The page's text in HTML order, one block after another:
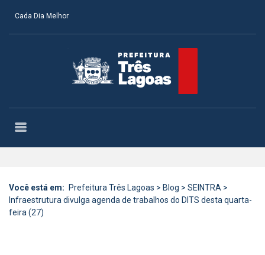
Cada Dia Melhor
Você está em: Prefeitura Três Lagoas > Blog > SEINTRA >
Infraestrutura divulga agenda de trabalhos do DITS desta quarta-
feira (27)